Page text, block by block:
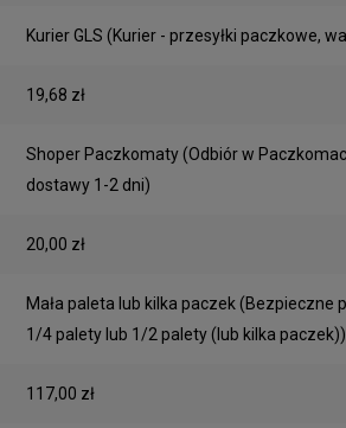
Kurier GLS (Kurier - przesyłki paczkowe,
19,68 zł
Shoper Paczkomaty(Odbiór w
dostawy 1-2 dni)
20,00 zł
Mała paleta lub kilka paczek (Bezpieczne
1/4 palety lub 1/2 palety (lub kilka paczek))
117,00 zł